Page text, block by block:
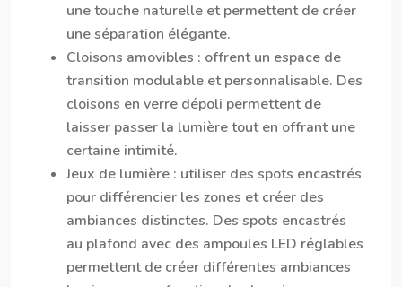
une touche naturelle et permettent de créer
une séparation élégante.
Cloisons amovibles : offrent un espace de
transition modulable et personnalisable. Des
cloisons en verre dépoli permettent de
laisser passer la lumière tout en offrant une
certaine intimité.
Jeux de lumière : utiliser des spots encastrés
pour différencier les zones et créer des
ambiances distinctes. Des spots encastrés
au plafond avec des ampoules LED réglables
permettent de créer différentes ambiances